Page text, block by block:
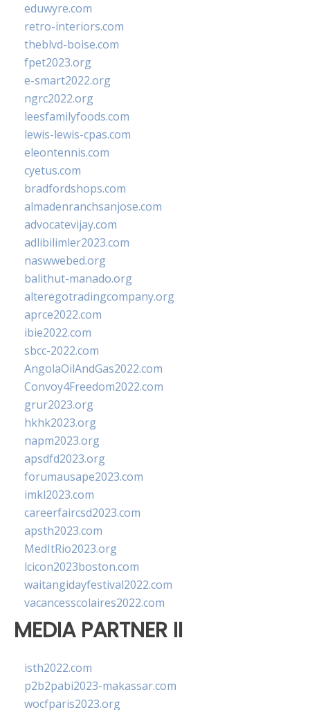
eduwyre.com
retro-interiors.com
theblvd-boise.com
fpet2023.org
e-smart2022.org
ngrc2022.org
leesfamilyfoods.com
lewis-lewis-cpas.com
eleontennis.com
cyetus.com
bradfordshops.com
almadenranchsanjose.com
advocatevijay.com
adlibilimler2023.com
naswwebed.org
balithut-manado.org
alteregotradingcompany.org
aprce2022.com
ibie2022.com
sbcc-2022.com
AngolaOilAndGas2022.com
Convoy4Freedom2022.com
grur2023.org
hkhk2023.org
napm2023.org
apsdfd2023.org
forumausape2023.com
imkl2023.com
careerfaircsd2023.com
apsth2023.com
MedItRio2023.org
lcicon2023boston.com
waitangidayfestival2022.com
vacancesscolaires2022.com
MEDIA PARTNER II
isth2022.com
p2b2pabi2023-makassar.com
wocfparis2023.org